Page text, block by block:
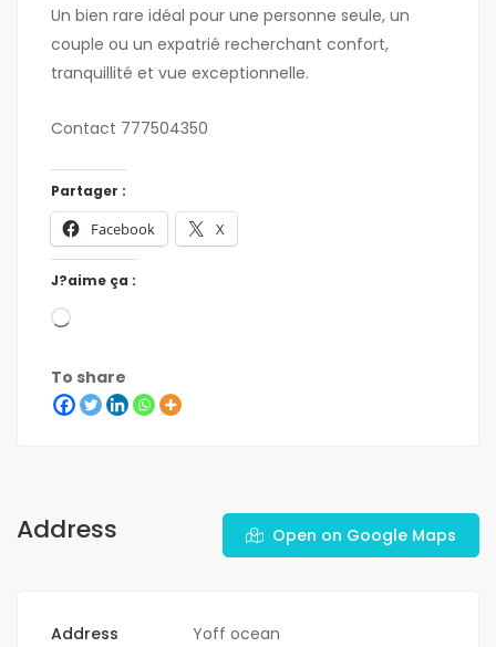
Un bien rare idéal pour une personne seule, un
couple ou un expatrié recherchant confort,
tranquillité et vue exceptionnelle.
Contact 777504350
Partager :
Facebook X
J?aime ça :
To share
Address Open on Google Maps
Address
Yoff ocean